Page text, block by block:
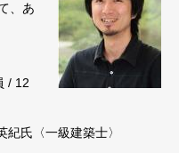
、あ
/ 12
氏〈一級建築士〉